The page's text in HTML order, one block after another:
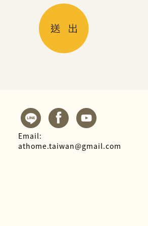
Email:
athome.taiwan@gmail.com